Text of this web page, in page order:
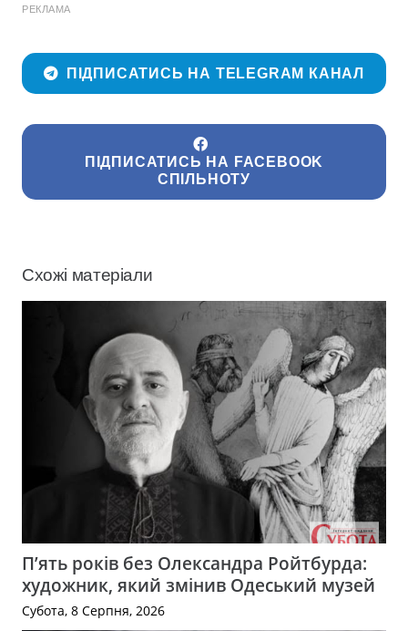
РЕКЛАМА
ПІДПИСАТИСЬ НА TELEGRAM КАНАЛ
ПІДПИСАТИСЬ НА FACEBOOK
СПІЛЬНОТУ
Схожі матеріали
П’ять років без Олександра Ройтбурда:
художник, який змінив Одеський музей
Субота, 8 Серпня, 2026